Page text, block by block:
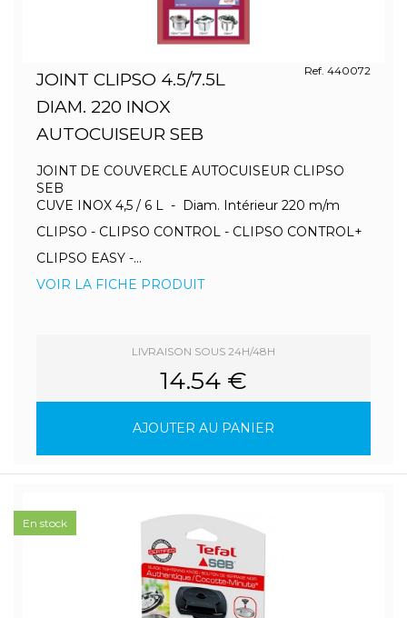
JOINT CLIPSO 4.5/7.5L
DIAM. 220 INOX
AUTOCUISEUR SEB
Ref. 440072
JOINT DE COUVERCLE AUTOCUISEUR CLIPSO
SEB
CUVE INOX 4,5 / 6 L - Diam. Intérieur 220 m/m
CLIPSO - CLIPSO CONTROL - CLIPSO CONTROL+
CLIPSO EASY -...
VOIR LA FICHE PRODUIT
LIVRAISON SOUS 24H/48H
14.54 €
AJOUTER AU PANIER
En stock